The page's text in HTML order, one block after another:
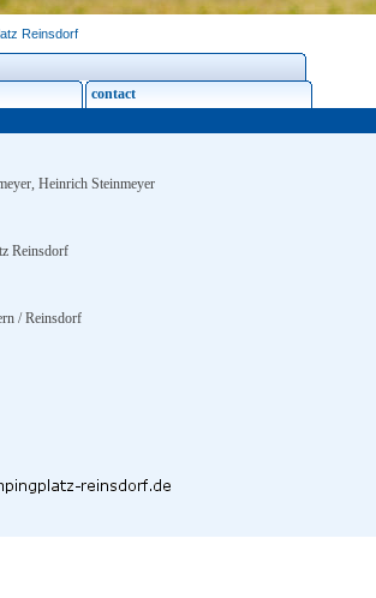
Reinsdorf
contact
Heinrich Steinmeyer
Reinsdorf
/ Reinsdorf